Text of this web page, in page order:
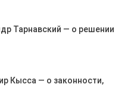
Тарнавский — о решении
Кысса — о законности,